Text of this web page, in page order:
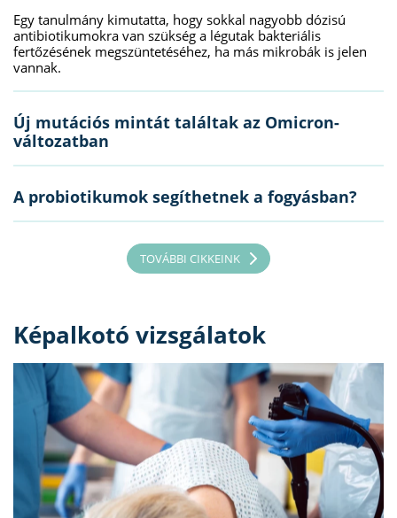
Egy tanulmány kimutatta, hogy sokkal nagyobb dózisú
antibiotikumokra van szükség a légutak bakteriális
fertőzésének megszüntetéséhez, ha más mikrobák is jelen
vannak.
Új mutációs mintát találtak az Omicron-
változatban
A probiotikumok segíthetnek a fogyásban?
TOVÁBBI CIKKEINK
Képalkotó vizsgálatok